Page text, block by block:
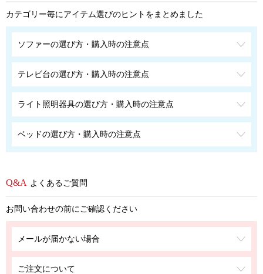
カテゴリー毎にアイテム選びのヒントをまとめました
ソファーの選び方・購入時の注意点
テレビ台の選び方・購入時の注意点
ライト照明器具の選び方・購入時の注意点
ベッドの選び方・購入時の注意点
よくあるご質問
お問い合わせの前にご確認ください
メールが届かない場合
ご注文について